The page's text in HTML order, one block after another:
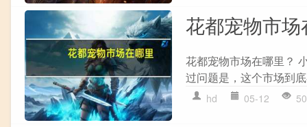
花都宠物市
花都宠物市场在哪里？
过问题是，这个市场到
hd 05-12